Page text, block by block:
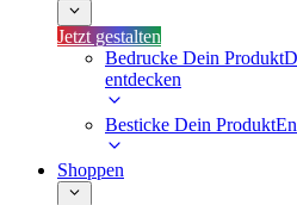
Jetzt gestalten
Bedrucke Dein Produkt
entdecken
Besticke Dein Produkt
Shoppen